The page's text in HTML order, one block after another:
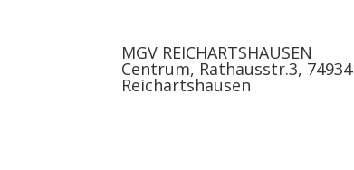
MGV REICHARTSHAUSEN
Centrum, Rathausstr.3, 74934
Reichartshausen